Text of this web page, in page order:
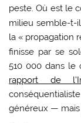
peste. Où est le
milieu semble-t-
la « propagation
finisse par se
510 000 dans le
rapport de
conséquentialiste
généreux — mais